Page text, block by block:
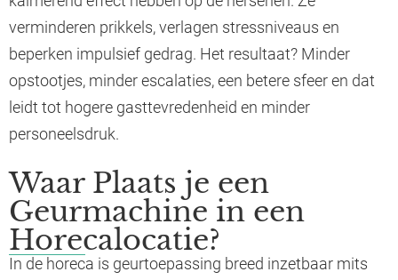
verminderen prikkels, verlagen stressniveaus en
beperken impulsief gedrag. Het resultaat? Minder
opstootjes, minder escalaties, een betere sfeer en dat
leidt tot hogere gasttevredenheid en minder
personeelsdruk.
Waar Plaats je een
Geurmachine in een
Horecalocatie?
In de horeca is geurtoepassing breed inzetbaar mits